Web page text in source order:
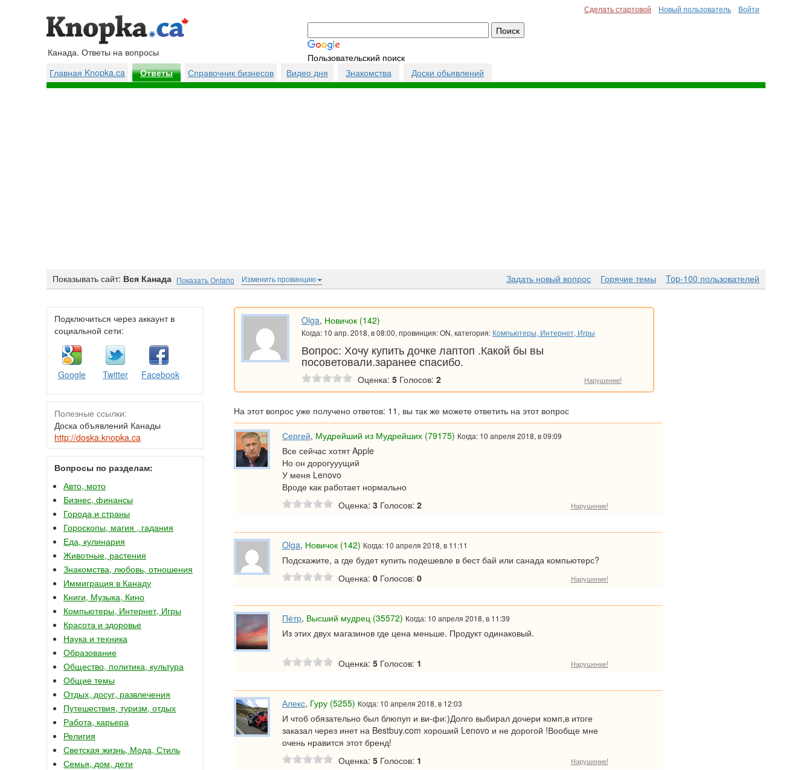
Сделать стартовой Новый пользователь Войти
Канада. Ответы на вопросы
Пользовательский поиск
Главная Knopka.ca
Ответы Справочник бизнесов Видео дня Знакомства Доски обьявлений
Показывать сайт: Вся Канада Показать Ontario Изменить провинцию Задать новый вопрос Горячие темы Top-100 пользователей
Подключиться через аккаунт в
социальной сети:
Google Twitter Facebook
Полезные ссылки:
Доска объявлений Канады
http://doska.knopka.ca
Вопросы по разделам:
Авто, мото
Бизнес, финансы
Города и страны
Гороскопы, магия , гадания
Еда, кулинария
Животные, растения
Знакомства, любовь, отношения
Иммиграция в Канаду
Книги, Музыка, Кино
Компьютеры, Интернет, Игры
Красота и здоровье
Наука и техника
Образование
Общество, политика, культура
Общие темы
Отдых, досуг, развлечения
Путешествия, туризм, отдых
Работа, карьера
Религия
Светская жизнь, Мода, Стиль
Семья, дом, дети
Olga, Новичок (142)
Когда: 10 апр. 2018, в 08:00, провинция: ON, категория: Компьютеры, Интернет, Игры
Вопрос: Хочу купить дочке лаптоп .Какой бы вы
посоветовали.заранее спасибо.
Оценка: 5 Голосов: 2 Нарушение!
На этот вопрос уже получено ответов: 11, вы так же можете ответить на этот вопрос
Сергей, Мудрейший из Мудрейших (79175) Когда: 10 апреля 2018, в 09:09
Все сейчас хотят Apple
Но он дорогууущий
У меня Lenovo
Вроде как работает нормально
Оценка: 3 Голосов: 2 Нарушение!
Olga, Новичок (142) Когда: 10 апреля 2018, в 11:11
Подскажите, а где будет купить подешевле в бест бай или санада компьютерс?
Оценка: 0 Голосов: 0 Нарушение!
Пётр, Высший мудрец (35572) Когда: 10 апреля 2018, в 11:39
Из этих двух магазинов где цена меньше. Продукт одинаковый.
Оценка: 5 Голосов: 1 Нарушение!
Алекс, Гуру (5255) Когда: 10 апреля 2018, в 12:03
И чтоб обязательно был блюпуп и ви-фи:)Долго выбирал дочери комп,в итоге
заказал через инет на Bestbuy.com хороший Lenovo и не дорогой !Вообще мне
очень нравится этот бренд!
Оценка: 5 Голосов: 1 Нарушение!